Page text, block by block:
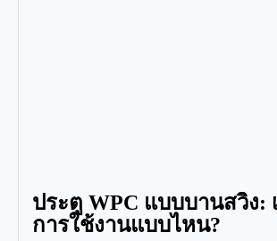
ประตู WPC แบบบานสวิง:
การใช้งานแบบไหน?